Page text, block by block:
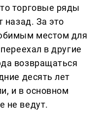
торговые ряды
назад. За это
местом для
в другие
возвращаться
десять лет
и в основном
не ведут.